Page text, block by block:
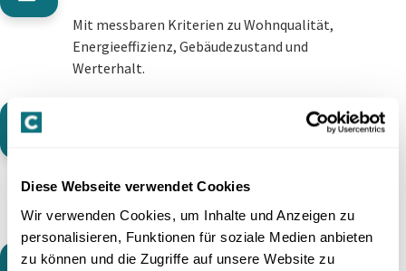
Diese Webseite verwendet Cookies
Wir verwenden Cookies, um Inhalte und Anzeigen zu
personalisieren, Funktionen für soziale Medien anbieten
zu können und die Zugriffe auf unsere Website zu
Mit messbaren Kriterien zu Wohnqualität,
Energieeffizienz, Gebäudezustand und
Werterhalt.
Zusätzlichen Wohnraum schaffen, wo
oder Neubau, sofern ökonomisch und
baurechtlich realisierbar.
Beitrag zum Erfolgsmodell Schweiz